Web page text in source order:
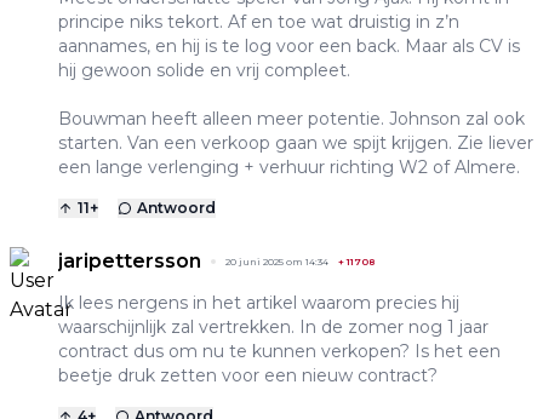
principe niks tekort. Af en toe wat druistig in z’n
aannames, en hij is te log voor een back. Maar als CV is
hij gewoon solide en vrij compleet.
Bouwman heeft alleen meer potentie. Johnson zal ook
starten. Van een verkoop gaan we spijt krijgen. Zie liever
een lange verlenging + verhuur richting W2 of Almere.
11+ Antwoord
jaripettersson 20 juni 2025 om 14:34 +11708
Ik lees nergens in het artikel waarom precies hij
waarschijnlijk zal vertrekken. In de zomer nog 1 jaar
contract dus om nu te kunnen verkopen? Is het een
beetje druk zetten voor een nieuw contract?